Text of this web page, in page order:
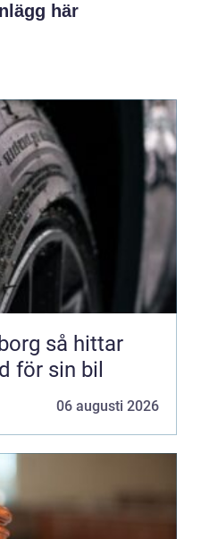
här
hittar
för sin bil
06 augusti 2026